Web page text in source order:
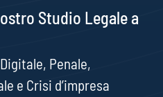
Studio Legale a
Penale,
e Crisi d’impresa